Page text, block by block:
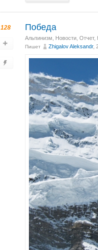
128 Победа
Альпинизм Новости Отчет,
Пишет Zhigalov Aleksandr,